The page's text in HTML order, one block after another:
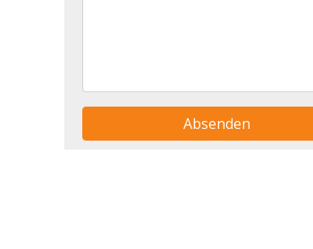
Absenden